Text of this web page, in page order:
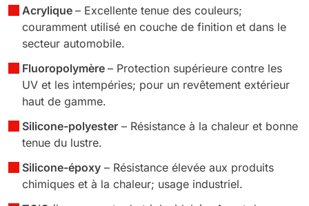
Acrylique – Excellente tenue des couleurs;
couramment utilisé en couche de finition et dans le
secteur automobile.
Fluoropolymère – Protection supérieure contre les
UV et les intempéries; pour un revêtement extérieur
haut de gamme.
Silicone-polyester – Résistance à la chaleur et bonne
tenue du lustre.
Silicone-époxy – Résistance élevée aux produits
chimiques et à la chaleur; usage industriel.